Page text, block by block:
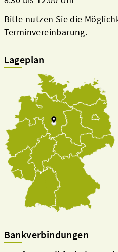
Bitte nutzen Sie die
Terminvereinbarung.
Lageplan
Bankverbindungen